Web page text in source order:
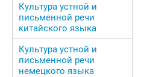
Культура устной и
письменной речи
китайского языка
Культура устной и
письменной речи
немецкого языка